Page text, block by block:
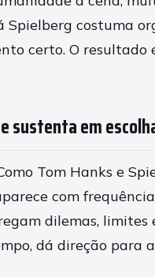
Spielberg costuma
certo. O resultado
sustenta em
Tom Hanks e
com
dilemas,
dá direção para